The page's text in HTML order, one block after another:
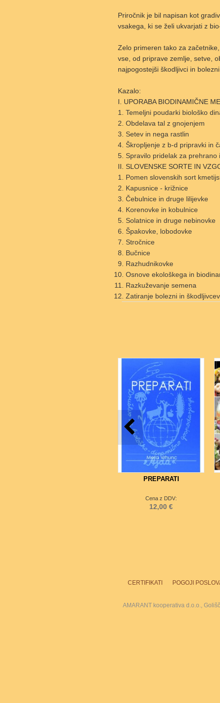
Priročnik je bil napisan kot
vsakega, ki se želi ukvarjati z
Zelo primeren tako za
vse, od priprave zemlje, setve,
najpogostejši škodljivci in
Kazalo:
I. UPORABA BIODINAMIČNE
Temeljni poudarki biološko
Obdelava tal z gnojenjem
Setev in nega rastlin
Škropljenje z b-d pripravki in
Spravilo pridelak za prehrano
II. SLOVENSKE SORTE IN
Pomen slovenskih sort
Kapusnice - križnice
Čebulnice in druge lilijevke
Korenovke in kobulnice
Solatnice in druge nebinovke
Špakovke, lobodovke
Stročnice
Bučnice
Razhudnikovke
Osnove ekološkega in
Razkuževanje semena
Zatiranje bolezni in
PREPARATI
Cena z DDV:
12,00 €
CERTIFIKATI POGOJI
AMARANT kooperativa d.o.o.,